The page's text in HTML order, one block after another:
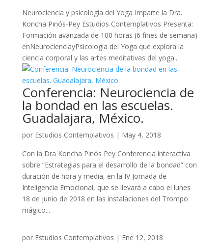
Neurociencia y psicología del Yoga Imparte la Dra.
Koncha Pinós-Pey Estudios Contemplativos Presenta:
Formación avanzada de 100 horas (6 fines de semana)
enNeurocienciayPsicología del Yoga que explora la
ciencia corporal y las artes meditativas del yoga...
Conferencia: Neurociencia de
la bondad en las escuelas.
Guadalajara, México.
por Estudios Contemplativos | May 4, 2018
Con la Dra Koncha Pinós Pey Conferencia interactiva
sobre “Estrategias para el desarrollo de la bondad” con
duración de hora y media, en la IV Jornada de
Inteligencia Emocional, que se llevará a cabo el lunes
18 de junio de 2018 en las instalaciones del Trompo
mágico...
por Estudios Contemplativos | Ene 12, 2018